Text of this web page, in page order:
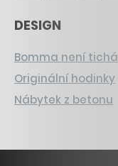
DESIGN
Bomma není tichá
Originální hodinky
Nábytek z betonu